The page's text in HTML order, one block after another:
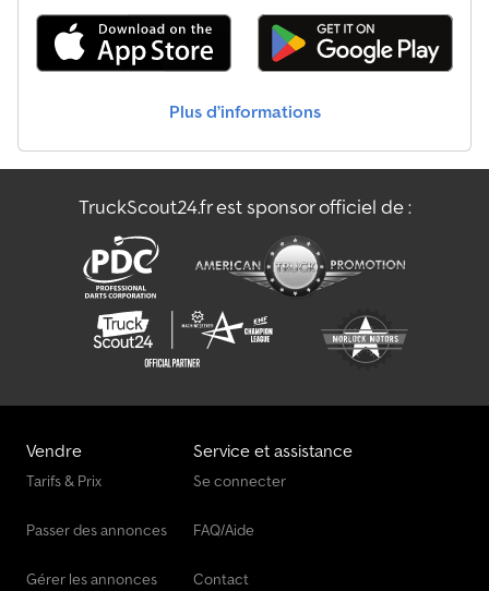
Plus d’informations
TruckScout24.fr est sponsor officiel de :
Vendre
Tarifs & Prix
Passer des annonces
Gérer les annonces
Service et assistance
Se connecter
FAQ/Aide
Contact